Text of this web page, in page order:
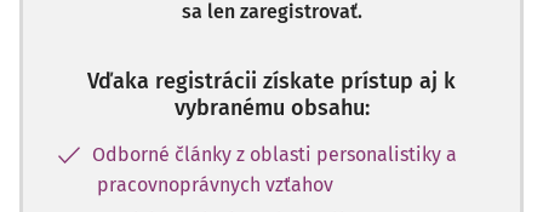
sa len zaregistrovať.
Vďaka registrácii získate prístup aj k
vybranému obsahu:
Odborné články z oblasti personalistiky a
pracovnoprávnych vzťahov